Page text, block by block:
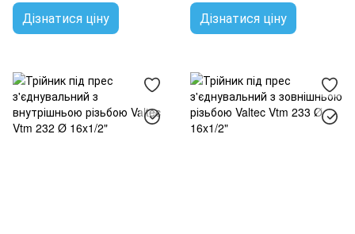
Дізнатися ціну Дізнатися ціну